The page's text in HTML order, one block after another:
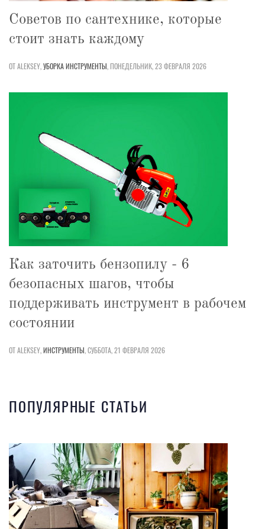
Советов по сантехнике, которые
стоит знать каждому
ОТ ALEKSEY,УБОРКАИНСТРУМЕНТЫ,ПОНЕДЕЛЬНИК, 23 ФЕВРАЛЯ 2026
Как заточить бензопилу - 6
безопасных шагов, чтобы
поддерживать инструмент в рабочем
состоянии
ОТ ALEKSEY,ИНСТРУМЕНТЫ,СУББОТА, 21 ФЕВРАЛЯ 2026
ПОПУЛЯРНЫЕ СТАТЬИ